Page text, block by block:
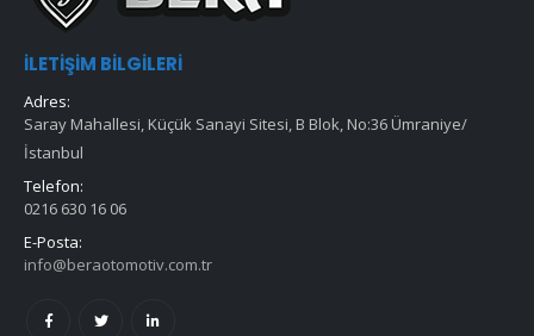
İLETIŞIM BILGILERI
Adres:
Saray Mahallesi, Küçük Sanayi Sitesi, B Blok, No:36 Ümraniye/
İstanbul
Telefon:
0216 630 16 06
E-Posta:
info@beraotomotiv.com.tr